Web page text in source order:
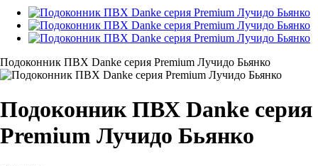
Подоконник ПВХ Danke серия Premium Лучидо Бьянко
Подоконник ПВХ Danke серия
Premium Лучидо Бьянко